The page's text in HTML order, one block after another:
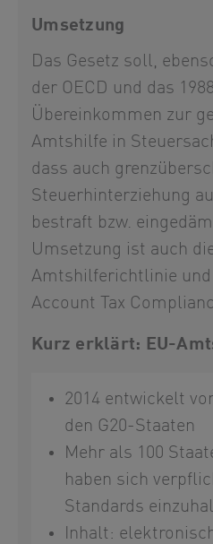
Umsetzung
Das Gesetz soll,
der OECD und das
Übereinkommen zur
Amtshilfe in
dass auch
Steuerhinterziehung
bestraft bzw.
Umsetzung ist auch
Amtshilferichtlinie und
Account Tax
Kurz erklärt: EU-
2014 entwickelt
den G20-Staaten
Mehr als 100
haben sich
Standards
Inhalt: